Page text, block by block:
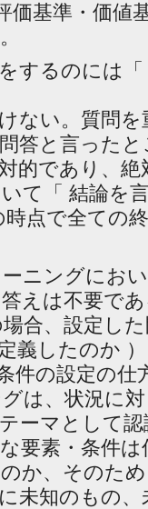
価基準・価値
するのには
ない。質問
答と言った
的であり、
て「 結論を
点で全ての
ニングにお
えは不要で
合、設定し
義したのか
件の設定の仕
は、状況に
ーマとして
要素・条件
か、そのた
未知のもの